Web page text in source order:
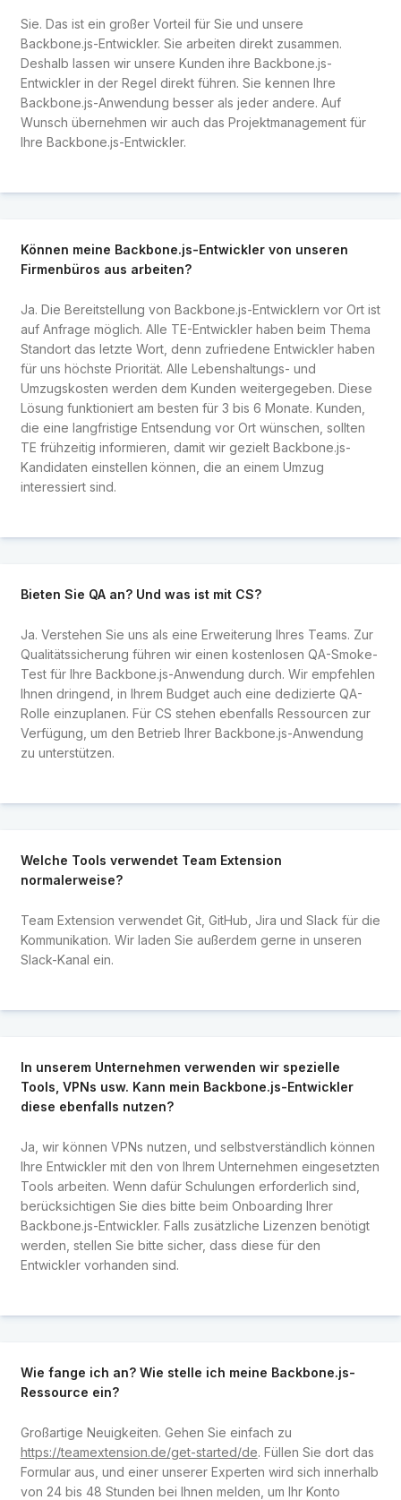
Sie. Das ist ein großer Vorteil für Sie und unsere
Backbone.js-Entwickler. Sie arbeiten direkt zusammen.
Deshalb lassen wir unsere Kunden ihre Backbone.js-
Entwickler in der Regel direkt führen. Sie kennen Ihre
Backbone.js-Anwendung besser als jeder andere. Auf
Wunsch übernehmen wir auch das Projektmanagement für
Ihre Backbone.js-Entwickler.
Können meine Backbone.js-Entwickler von unseren
Firmenbüros aus arbeiten?
Ja. Die Bereitstellung von Backbone.js-Entwicklern vor Ort ist
auf Anfrage möglich. Alle TE-Entwickler haben beim Thema
Standort das letzte Wort, denn zufriedene Entwickler haben
für uns höchste Priorität. Alle Lebenshaltungs- und
Umzugskosten werden dem Kunden weitergegeben. Diese
Lösung funktioniert am besten für 3 bis 6 Monate. Kunden,
die eine langfristige Entsendung vor Ort wünschen, sollten
TE frühzeitig informieren, damit wir gezielt Backbone.js-
Kandidaten einstellen können, die an einem Umzug
interessiert sind.
Bieten Sie QA an? Und was ist mit CS?
Ja. Verstehen Sie uns als eine Erweiterung Ihres Teams. Zur
Qualitätssicherung führen wir einen kostenlosen QA-Smoke-
Test für Ihre Backbone.js-Anwendung durch. Wir empfehlen
Ihnen dringend, in Ihrem Budget auch eine dedizierte QA-
Rolle einzuplanen. Für CS stehen ebenfalls Ressourcen zur
Verfügung, um den Betrieb Ihrer Backbone.js-Anwendung
zu unterstützen.
Welche Tools verwendet Team Extension
normalerweise?
Team Extension verwendet Git, GitHub, Jira und Slack für die
Kommunikation. Wir laden Sie außerdem gerne in unseren
Slack-Kanal ein.
In unserem Unternehmen verwenden wir spezielle
Tools, VPNs usw. Kann mein Backbone.js-Entwickler
diese ebenfalls nutzen?
Ja, wir können VPNs nutzen, und selbstverständlich können
Ihre Entwickler mit den von Ihrem Unternehmen eingesetzten
Tools arbeiten. Wenn dafür Schulungen erforderlich sind,
berücksichtigen Sie dies bitte beim Onboarding Ihrer
Backbone.js-Entwickler. Falls zusätzliche Lizenzen benötigt
werden, stellen Sie bitte sicher, dass diese für den
Entwickler vorhanden sind.
Wie fange ich an? Wie stelle ich meine Backbone.js-
Ressource ein?
Großartige Neuigkeiten. Gehen Sie einfach zu
https://teamextension.de/get-started/de. Füllen Sie dort das
Formular aus, und einer unserer Experten wird sich innerhalb
von 24 bis 48 Stunden bei Ihnen melden, um Ihr Konto